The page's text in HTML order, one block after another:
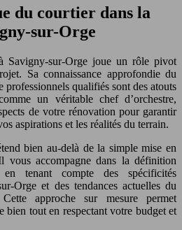
du courtier dans la
sur-Orge
Savigny-sur-Orge joue un rôle pivot
Sa connaissance approfondie du
professionnels qualifiés sont des atouts
un véritable chef d’orchestre,
de votre rénovation pour garantir
aspirations et les réalités du terrain.
bien au-delà de la simple mise en
vous accompagne dans la définition
tenant compte des spécificités
Orge et des tendances actuelles du
approche sur mesure permet
bien tout en respectant votre budget et